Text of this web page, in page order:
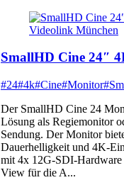
SmallHD Cine 24″
#24#4k#Cine#Monitor
Der SmallHD Cine 24
Lösung als Regiemonitor
Sendung. Der Monitor
Dauerhelligkeit und 4K-
mit 4x 12G-SDI-
View für die A...